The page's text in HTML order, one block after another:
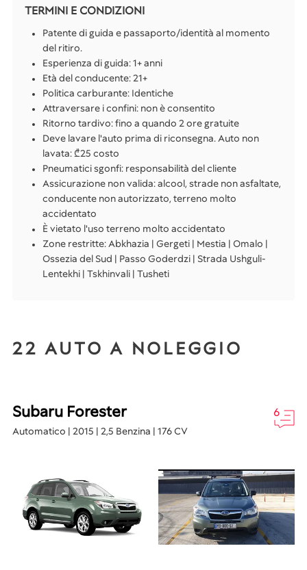
TERMINI E CONDIZIONI
Patente di guida e passaporto/identità al momento
del ritiro.
Esperienza di guida: 1+ anni
Età del conducente: 21+
Politica carburante: Identiche
Attraversare i confini: non è consentito
Ritorno tardivo: fino a quando 2 ore gratuite
Deve lavare l'auto prima di riconsegna. Auto non
lavata: ₾25 costo
Pneumatici sgonfi: responsabilità del cliente
Assicurazione non valida: alcool, strade non asfaltate,
conducente non autorizzato, terreno molto
accidentato
È vietato l'uso terreno molto accidentato
Zone restritte: Abkhazia | Gergeti | Mestia | Omalo |
Ossezia del Sud | Passo Goderdzi | Strada Ushguli-
Lentekhi | Tskhinvali | Tusheti
22 AUTO A NOLEGGIO
Subaru Forester
Automatico | 2015 | 2,5 Benzina | 176 CV
6